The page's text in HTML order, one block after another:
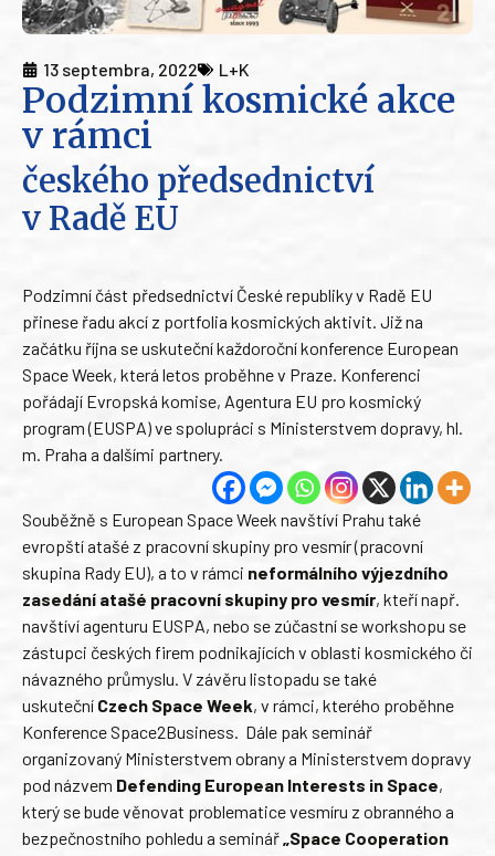
13 septembra, 2022 L+K
Podzimní kosmické akce
v rámci
českého předsednictví
v Radě EU
Podzimní část předsednictví České republiky v Radě EU
přinese řadu akcí z portfolia kosmických aktivit. Již na
začátku října se uskuteční každoroční konference European
Space Week, která letos proběhne v Praze. Konferenci
pořádají Evropská komise, Agentura EU pro kosmický
program (EUSPA) ve spolupráci s Ministerstvem dopravy, hl.
m. Praha a dalšími partnery.
Souběžně s European Space Week navštíví Prahu také
evropští atašé z pracovní skupiny pro vesmír (pracovní
skupina Rady EU), a to v rámci neformálního výjezdního
zasedání atašé pracovní skupiny pro vesmír, kteří např.
navštíví agenturu EUSPA, nebo se zúčastní se workshopu se
zástupci českých firem podnikajících v oblasti kosmického či
návazného průmyslu. V závěru listopadu se také
uskuteční Czech Space Week, v rámci, kterého proběhne
Konference Space2Business. Dále pak seminář
organizovaný Ministerstvem obrany a Ministerstvem dopravy
pod názvem Defending European Interests in Space,
který se bude věnovat problematice vesmíru z obranného a
bezpečnostního pohledu a seminář„Space Cooperation